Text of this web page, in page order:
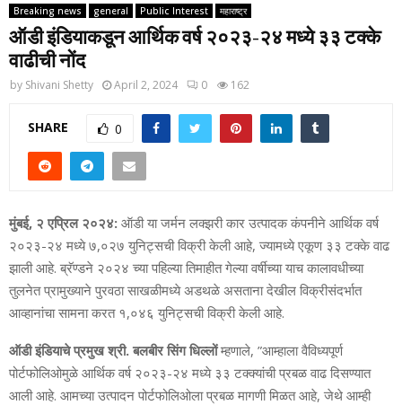
Breaking news general Public Interest महाराष्ट्र
ऑडी इंडियाकडून आर्थिक वर्ष २०२३-२४ मध्‍ये ३३ टक्‍के
वाढीची नोंद
by Shivani Shetty April 2, 2024 0 162
SHARE 0
मुंबई, २ एप्रिल २०२४: ऑडी या जर्मन लक्‍झरी कार उत्‍पादक कंपनीने आर्थिक वर्ष
२०२३-२४ मध्‍ये ७,०२७ युनिट्सची विक्री केली आहे, ज्‍यामध्‍ये एकूण ३३ टक्‍के वाढ
झाली आहे. ब्रॅण्‍डने २०२४ च्‍या पहिल्‍या तिमाहीत गेल्‍या वर्षीच्‍या याच कालावधीच्‍या
तुलनेत प्रामुख्‍याने पुरवठा साखळीमध्‍ये अडथळे असताना देखील विक्रीसंदर्भात
आव्‍हानांचा सामना करत १,०४६ युनिट्सची विक्री केली आहे.
ऑडी इंडियाचे प्रमुख श्री. बलबीर सिंग धिल्‍लोंम्‍हणाले, ”आम्‍हाला वैविध्‍यपूर्ण
पोर्टफोलिओमुळे आर्थिक वर्ष २०२३-२४ मध्‍ये ३३ टक्‍क्‍यांची प्रबळ वाढ दिसण्‍यात
आली आहे. आमच्‍या उत्‍पादन पोर्टफोलिओला प्रबळ मागणी मिळत आहे, जेथे आम्‍ही